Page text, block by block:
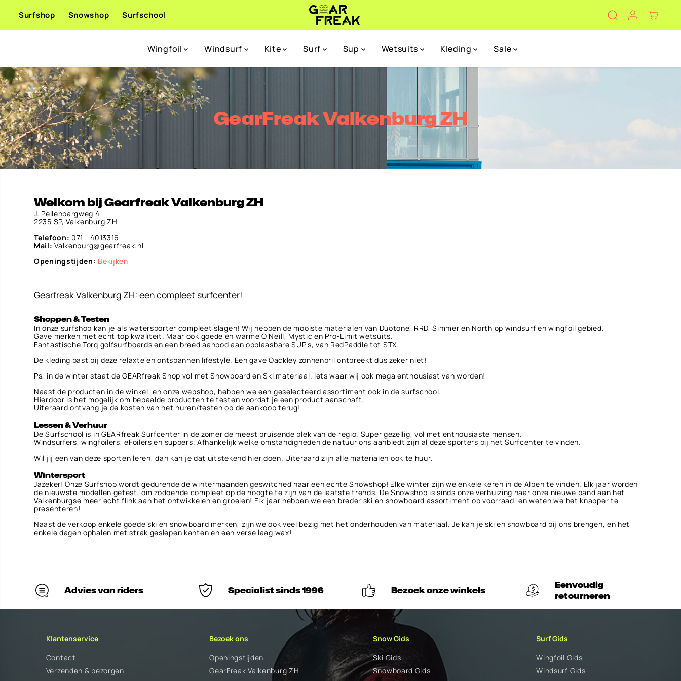
NAAR ARTIKEL
Surfshop Snowshop Surfschool
Wingfoil Windsurf Kite Surf Sup Wetsuits Kleding Sale
GearFreak Valkenburg ZH
Welkom bij Gearfreak Valkenburg ZH
J. Pellenbargweg 4
2235 SP, Valkenburg ZH
Telefoon: 071 - 4013316
Mail: Valkenburg@gearfreak.nl
Openingstijden: Bekijken
Gearfreak Valkenburg ZH: een compleet surfcenter!
Shoppen & Testen
In onze surfshop kan je als watersporter compleet slagen! Wij hebben de mooiste materialen van Duotone, RRD, Simmer en North op windsurf en wingfoil gebied.
Gave merken met echt top kwaliteit. Maar ook goede en warme O’Neill, Mystic en Pro-Limit wetsuits.
Fantastische Torq golfsurfboards en een breed aanbod aan opblaasbare SUP’s, van RedPaddle tot STX.
De kleding past bij deze relaxte en ontspannen lifestyle. Een gave Oackley zonnenbril ontbreekt dus zeker niet!
Ps, in de winter staat de GEARfreak Shop vol met Snowboard en Ski materiaal. Iets waar wij ook mega enthousiast van worden!
Naast de producten in de winkel, en onze webshop, hebben we een geselecteerd assortiment ook in de surfschool.
Hierdoor is het mogelijk om bepaalde producten te testen voordat je een product aanschaft.
Uiteraard ontvang je de kosten van het huren/testen op de aankoop terug!
Lessen & Verhuur
De Surfschool is in GEARfreak Surfcenter in de zomer de meest bruisende plek van de regio. Super gezellig, vol met enthousiaste mensen.
Windsurfers, wingfoilers, eFoilers en suppers. Afhankelijk welke omstandigheden de natuur ons aanbiedt zijn al deze sporters bij het Surfcenter te vinden.
Wil jij een van deze sporten leren, dan kan je dat uitstekend hier doen. Uiteraard zijn alle materialen ook te huur.
Wintersport
Jazeker! Onze Surfshop wordt gedurende de wintermaanden geswitched naar een echte Snowshop! Elke winter zijn we enkele keren in de Alpen te vinden. Elk jaar worden
de nieuwste modellen getest, om zodoende compleet op de hoogte te zijn van de laatste trends. De Snowshop is sinds onze verhuizing naar onze nieuwe pand aan het
Valkenburgse meer echt flink aan het ontwikkelen en groeien! Elk jaar hebben we een breder ski en snowboard assortiment op voorraad, en weten we het knapper te
presenteren!
Naast de verkoop enkele goede ski en snowboard merken, zijn we ook veel bezig met het onderhouden van materiaal. Je kan je ski en snowboard bij ons brengen, en het
enkele dagen ophalen met strak geslepen kanten en een verse laag wax!
Advies van riders Specialist sinds 1996 Bezoek onze winkels
Eenvoudig
retourneren
Klantenservice
Contact
Verzenden & bezorgen
Bezoek ons
Openingstijden
GearFreak Valkenburg ZH
Snow Gids
Ski Gids
Snowboard Gids
Surf Gids
Wingfoil Gids
Windsurf Gids